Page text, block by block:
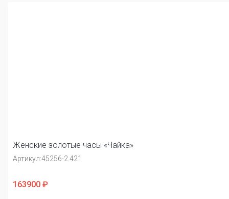
Женские золотые часы «Чайка»
Артикул:45256-2.421
163900 ₽